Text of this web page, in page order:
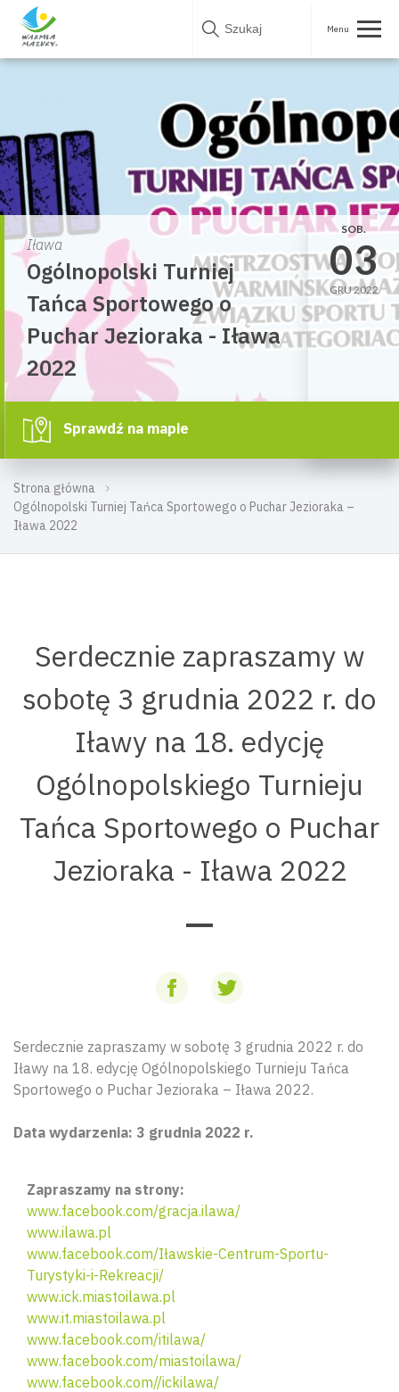
Skip
Strona główna
Ogólnopolski Turniej Tańca Sportowego o Puchar Jezioraka –
Iława 2022
Iława
Ogólnopolski Turniej
Tańca Sportowego o
Puchar Jezioraka - Iława
2022
SOB.
03
GRU 2022
Sprawdź na mapie
Serdecznie zapraszamy w
sobotę 3 grudnia 2022 r. do
Iławy na 18. edycję
Ogólnopolskiego Turnieju
Tańca Sportowego o Puchar
Jezioraka - Iława 2022
Serdecznie zapraszamy w sobotę 3 grudnia 2022 r. do
Iławy na 18. edycję Ogólnopolskiego Turnieju Tańca
Sportowego o Puchar Jezioraka – Iława 2022.
Data wydarzenia: 3 grudnia 2022 r.
Zapraszamy na strony:
www.facebook.com/gracja.ilawa/
www.ilawa.pl
www.facebook.com/Iławskie-Centrum-Sportu-
Turystyki-i-Rekreacji/
www.ick.miastoilawa.pl
www.it.miastoilawa.pl
www.facebook.com/itilawa/
www.facebook.com/miastoilawa/
www.facebook.com//ickilawa/